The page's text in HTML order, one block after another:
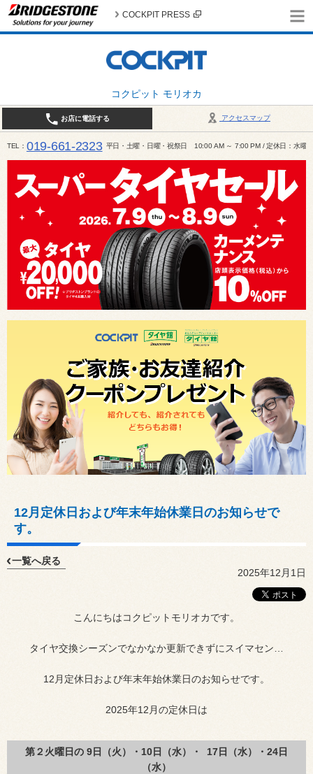
コクピット モリオカ
COCKPIT PRESS
アクセスマップ
お店に電話する
TEL 019-661-2323 平日・土曜・日曜・祝祭日 10:00 AM ～ 7:00 PM / 定休日：水曜
12月定休日および年末年始休業日のお知らせで
す。
一覧へ戻る
2025年12月1日
こんにちはコクピットモリオカです。
タイヤ交換シーズンでなかなか更新できずにスイマセン…
12月定休日および年末年始休業日のお知らせです。
2025年12月の定休日は
第２火曜日の 9日（火）・10日（水）・ 17日（水）・24日
（水）